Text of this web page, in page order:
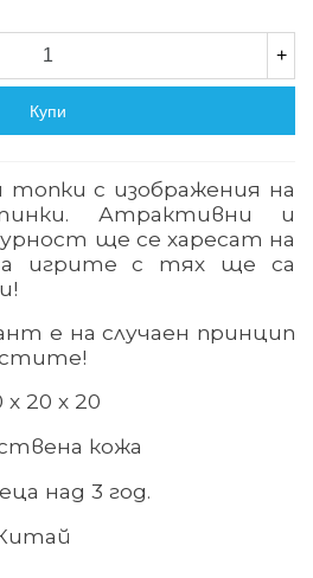
+
Купи
с изображения на
Атрактивни и
ще се харесат на
а игрите с тях ще са
е на случаен принцип
х 20 х 20
кожа
над 3 год.